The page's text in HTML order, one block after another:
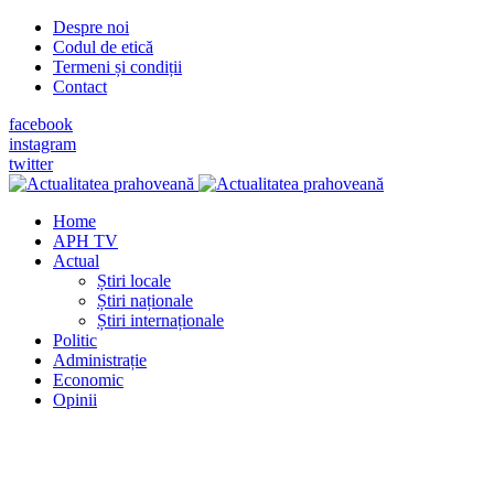
Despre noi
Codul de etică
Termeni și condiții
Contact
facebook
instagram
twitter
Home
APH TV
Actual
Știri locale
Știri naționale
Știri internaționale
Politic
Administrație
Economic
Opinii